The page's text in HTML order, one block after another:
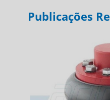
Publicações